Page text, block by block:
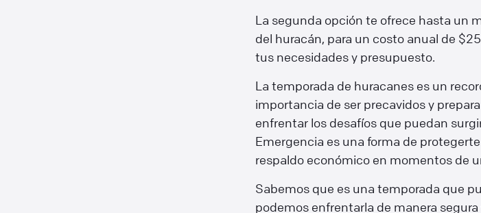
La segunda opción te ofrece hasta un
del huracán, para un costo anual de
tus necesidades y presupuesto.
La temporada de huracanes es un
importancia de ser precavidos y
enfrentar los desafíos que puedan
Emergencia es una forma de
respaldo económico en momentos de
Sabemos que es una temporada que
podemos enfrentarla de manera